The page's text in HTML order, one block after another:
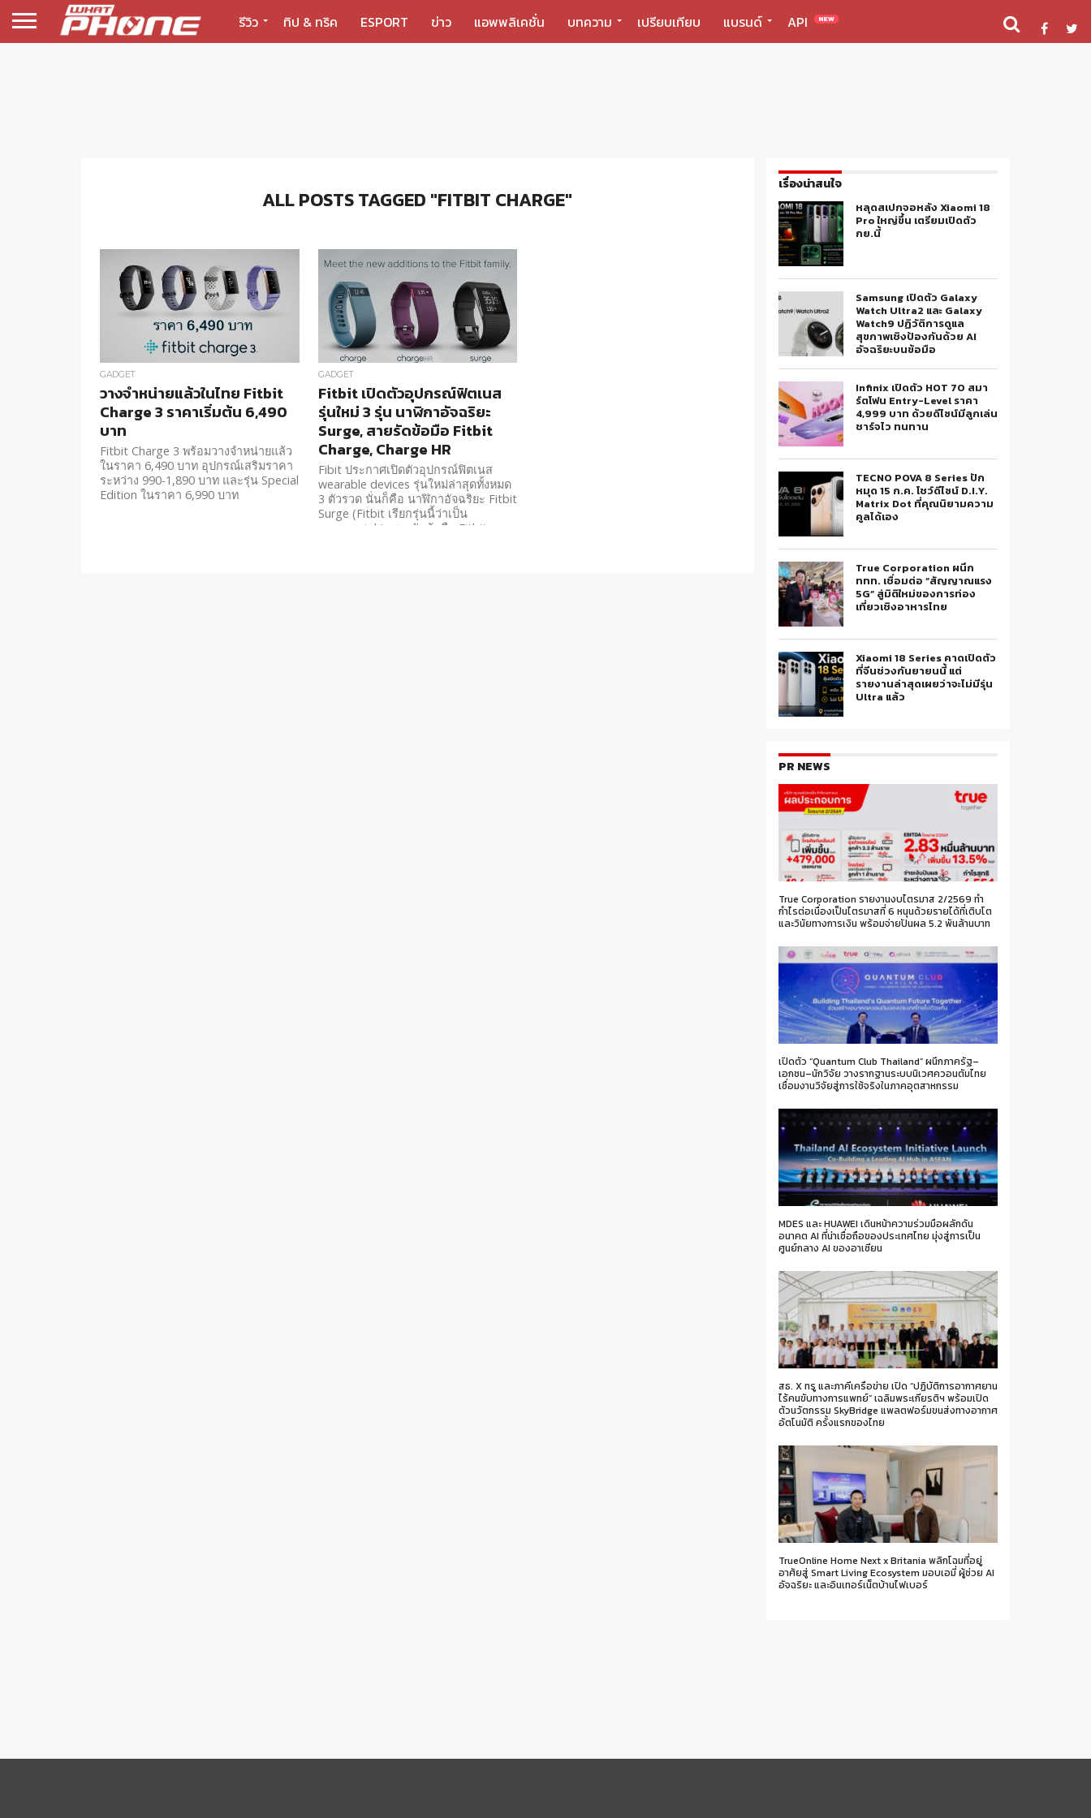
รีวิว ทิป & ทริค ESPORT ข่าว แอพพลิเคชั่น บทความ เปรียบเทียบ แบรนด์ API NEW
ALL POSTS TAGGED "FITBIT CHARGE"
GADGET
วางจำหน่ายแล้วในไทย Fitbit
Charge 3 ราคาเริ่มต้น 6,490
บาท
Fitbit Charge 3 พร้อมวางจำหน่ายแล้ว
ในราคา 6,490 บาท อุปกรณ์เสริมราคา
ระหว่าง 990-1,890 บาท และรุ่น Special
Edition ในราคา 6,990 บาท
GADGET
Fitbit เปิดตัวอุปกรณ์ฟิตเนส
รุ่นใหม่ 3 รุ่น นาฬิกาอัจฉริยะ
Surge, สายรัดข้อมือ Fitbit
Charge, Charge HR
Fibit ประกาศเปิดตัวอุปกรณ์ฟิตเนส
wearable devices รุ่นใหม่ล่าสุดทั้งหมด
3 ตัวรวด นั่นก็คือ นาฬิกาอัจฉริยะ Fitbit
Surge (Fitbit เรียกรุ่นนี้ว่าเป็น
superwatch), สายรัดข้อมือ Fitbit
เรื่องน่าสนใจ
หลุดสเปกจอหลัง Xiaomi 18
Pro ใหญ่ขึ้น เตรียมเปิดตัว
กย.นี้
Samsung เปิดตัว Galaxy
Watch Ultra2 และ Galaxy
Watch9 ปฏิวัติการดูแล
สุขภาพเชิงป้องกันด้วย AI
อัจฉริยะบนข้อมือ
Infinix เปิดตัว HOT 70 สมา
ร์ตโฟน Entry-Level ราคา
4,999 บาท ด้วยดีไซน์มีลูกเล่น
ชาร์จไว ทนทาน
TECNO POVA 8 Series ปัก
หมุด 15 ก.ค. โชว์ดีไซน์ D.I.Y.
Matrix Dot ที่คุณนิยามความ
คูลได้เอง
True Corporation ผนึก
ททท. เชื่อมต่อ “สัญญาณแรง
5G” สู่มิติใหม่ของการท่อง
เที่ยวเชิงอาหารไทย
Xiaomi 18 Series คาดเปิดตัว
ที่จีนช่วงกันยายนนี้ แต่
รายงานล่าสุดเผยว่าจะไม่มีรุ่น
Ultra แล้ว
PR NEWS
True Corporation รายงานงบไตรมาส 2/2569 ทำ
กำไรต่อเนื่องเป็นไตรมาสที่ 6 หนุนด้วยรายได้ที่เติบโต
และวินัยทางการเงิน พร้อมจ่ายปันผล 5.2 พันล้านบาท
เปิดตัว “Quantum Club Thailand” ผนึกภาครัฐ–
เอกชน–นักวิจัย วางรากฐานระบบนิเวศควอนตัมไทย
เชื่อมงานวิจัยสู่การใช้จริงในภาคอุตสาหกรรม
MDES และ HUAWEI เดินหน้าความร่วมมือผลักดัน
อนาคต AI ที่น่าเชื่อถือของประเทศไทย มุ่งสู่การเป็น
ศูนย์กลาง AI ของอาเซียน
สธ. X ทรู และภาคีเครือข่าย เปิด “ปฏิบัติการอากาศยาน
ไร้คนขับทางการแพทย์” เฉลิมพระเกียรติฯ พร้อมเปิด
ตัวนวัตกรรม SkyBridge แพลตฟอร์มขนส่งทางอากาศ
อัตโนมัติ ครั้งแรกของไทย
TrueOnline Home Next x Britania พลิกโฉมที่อยู่
อาศัยสู่ Smart Living Ecosystem มอบเอมี่ ผู้ช่วย AI
อัจฉริยะ และอินเทอร์เน็ตบ้านไฟเบอร์